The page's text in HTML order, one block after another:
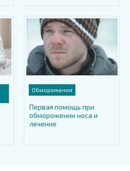
Обморожения
Первая помощь при
обморожении носа и
лечение